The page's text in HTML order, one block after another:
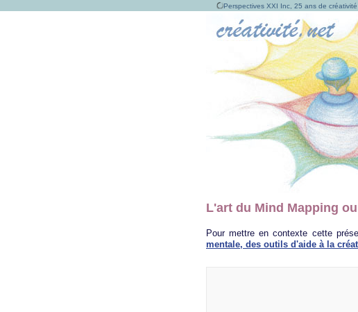
Perspectives XXI Inc, 25 ans de
L'art du Mind Mapping
Pour mettre en contexte cette
mentale, des outils d'aide à la